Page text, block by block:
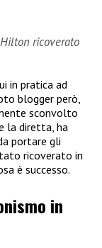
ricoverato
in pratica ad
blogger però,
sconvolto
la diretta, ha
portare gli
ricoverato in
è successo.
in